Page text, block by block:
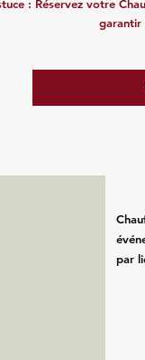
: Réservez votre
garantir
par